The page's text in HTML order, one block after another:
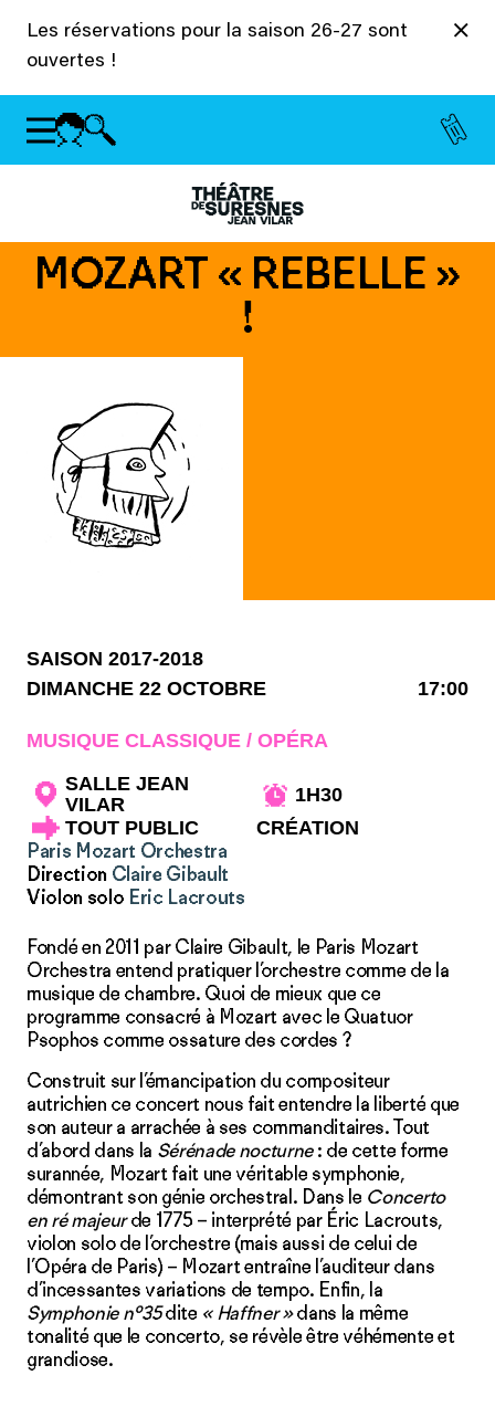
Les réservations pour la saison 26-27 sont
ouvertes !
MOZART « REBELLE »
!
SAISON 2017-2018
DIMANCHE 22 OCTOBRE
17:00
MUSIQUE CLASSIQUE / OPÉRA
SALLE JEAN
VILAR
1H30
TOUT PUBLIC
CRÉATION
Paris Mozart Orchestra
Direction Claire Gibault
Violon solo Eric Lacrouts
Fondé en 2011 par Claire Gibault, le Paris Mozart
Orchestra entend pratiquer l’orchestre comme de la
musique de chambre. Quoi de mieux que ce
programme consacré à Mozart avec le Quatuor
Psophos comme ossature des cordes ?
Construit sur l’émancipation du compositeur
autrichien ce concert nous fait entendre la liberté que
son auteur a arrachée à ses commanditaires. Tout
d’abord dans la Sérénade nocturne: de cette forme
surannée, Mozart fait une véritable symphonie,
démontrant son génie orchestral. Dans le Concerto
en ré majeurde 1775 – interprété par Éric Lacrouts,
violon solo de l’orchestre (mais aussi de celui de
l’Opéra de Paris) – Mozart entraîne l’auditeur dans
d’incessantes variations de tempo. Enfin, la
Symphonie nº35dite « Haffner »dans la même
tonalité que le concerto, se révèle être véhémente et
grandiose.